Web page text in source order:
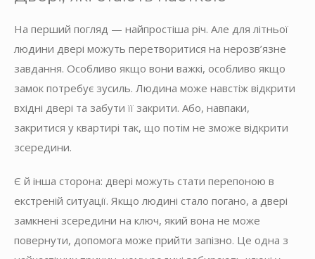
На перший погляд — найпростіша річ. Але для літньої
людини двері можуть перетворитися на нерозв’язне
завдання. Особливо якщо вони важкі, особливо якщо
замок потребує зусиль. Людина може навстіж відкрити
вхідні двері та забути її закрити. Або, навпаки,
закритися у квартирі так, що потім не зможе відкрити
зсередини.
Є й інша сторона: двері можуть стати перепоною в
екстреній ситуації. Якщо людині стало погано, а двері
замкнені зсередини на ключ, який вона не може
повернути, допомога може прийти запізно. Це одна з